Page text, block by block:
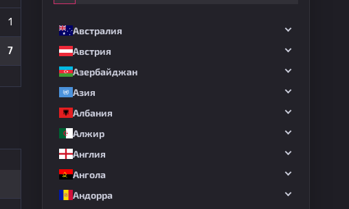
1
7
Австралия
Австрия
Азербайджан
Азия
Албания
Алжир
Англия
Ангола
Андорра